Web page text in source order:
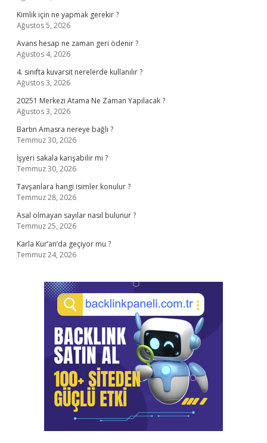
Kimlik için ne yapmak gerekir ?
Ağustos 5, 2026
Avans hesap ne zaman geri ödenir ?
Ağustos 4, 2026
4. sınıfta kuvarsit nerelerde kullanılır ?
Ağustos 3, 2026
20251 Merkezi Atama Ne Zaman Yapılacak ?
Ağustos 3, 2026
Bartın Amasra nereye bağlı ?
Temmuz 30, 2026
İşyeri sakala karışabilir mi ?
Temmuz 30, 2026
Tavşanlara hangi isimler konulur ?
Temmuz 28, 2026
Asal olmayan sayılar nasıl bulunur ?
Temmuz 25, 2026
Karla Kur’an’da geçiyor mu ?
Temmuz 24, 2026